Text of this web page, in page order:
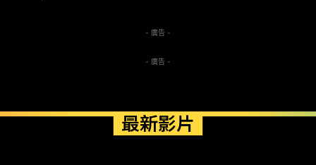
- 廣告 -
- 廣告 -
最新影片